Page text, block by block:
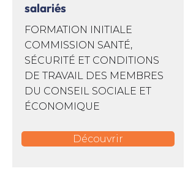
salariés
FORMATION INITIALE
COMMISSION SANTÉ,
SÉCURITÉ ET CONDITIONS
DE TRAVAIL DES MEMBRES
DU CONSEIL SOCIALE ET
ÉCONOMIQUE
Découvrir